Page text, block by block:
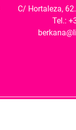
C/ Hortaleza,
Tel.: